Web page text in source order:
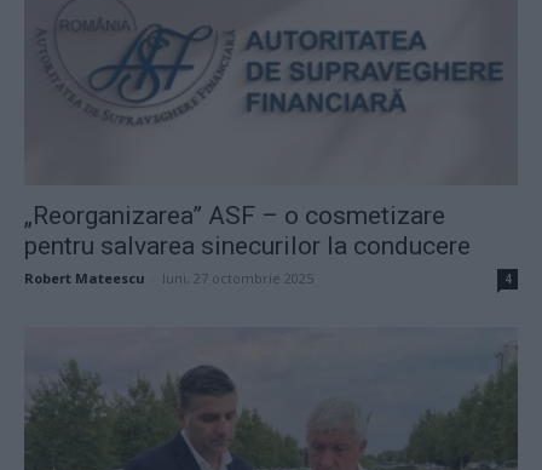
„Reorganizarea” ASF – o cosmetizare
pentru salvarea sinecurilor la conducere
Robert Mateescu luni, 27 octombrie 2025 4